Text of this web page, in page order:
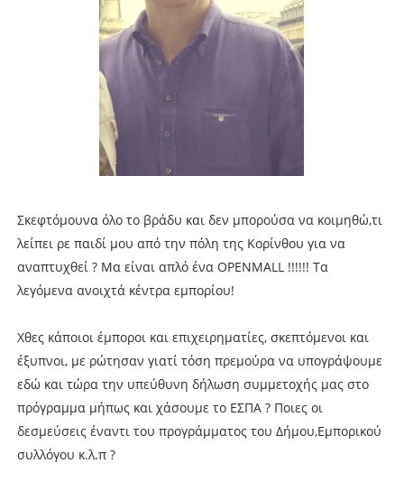
Σκεφτόμουνα όλο το βράδυ και δεν μπορούσα να κοιμηθώ,τι
λείπει ρε παιδί μου από την πόλη της Κορίνθου για να
αναπτυχθεί ? Μα είναι απλό ένα OPENMALL !!!!!! Τα
λεγόμενα ανοιχτά κέντρα εμπορίου!
Χθες κάποιοι έμποροι και επιχειρηματίες, σκεπτόμενοι και
έξυπνοι, με ρώτησαν γιατί τόση πρεμούρα να υπογράψουμε
εδώ και τώρα την υπεύθυνη δήλωση συμμετοχής μας στο
πρόγραμμα μήπως και χάσουμε το ΕΣΠΑ ? Ποιες οι
δεσμεύσεις έναντι του προγράμματος του Δήμου,Εμπορικού
συλλόγου κ.λ.π ?